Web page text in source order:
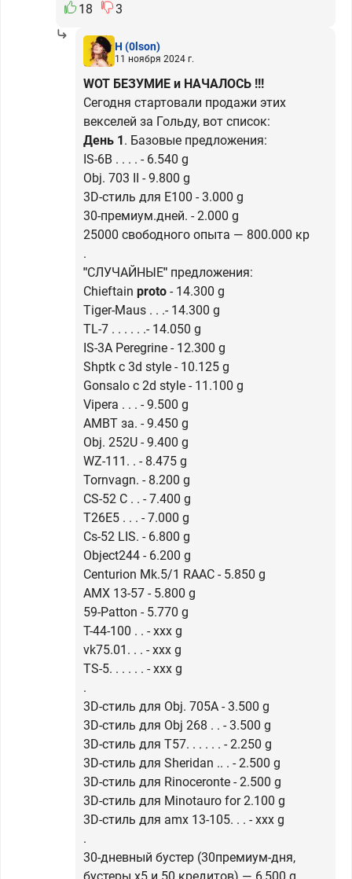
18 3
H (0lson)
11 ноября 2024 г.
WOT БЕЗУМИЕ и НАЧАЛОСЬ !!!
Сегодня стартовали продажи этих
векселей за Гольду, вот список:
День 1. Базовые предложения:
IS-6B . . . . - 6.540 g
Obj. 703 II - 9.800 g
3D-стиль для E100 - 3.000 g
30-премиум.дней. - 2.000 g
25000 свободного опыта — 800.000 кр
.
"СЛУЧАЙНЫЕ" предложения:
Chieftain proto - 14.300 g
Tiger-Maus . . .- 14.300 g
TL-7 . . . . . .- 14.050 g
IS-3A Peregrine - 12.300 g
Shptk с 3d style - 10.125 g
Gonsalo с 2d style - 11.100 g
Vipera . . . - 9.500 g
AMBT за. - 9.450 g
Obj. 252U - 9.400 g
WZ-111. . - 8.475 g
Tornvagn. - 8.200 g
CS-52 C . . - 7.400 g
T26E5 . . . - 7.000 g
Cs-52 LIS. - 6.800 g
Object244 - 6.200 g
Centurion Mk.5/1 RAAC - 5.850 g
AMX 13-57 - 5.800 g
59-Patton - 5.770 g
T-44-100 . . - xxx g
vk75.01. . . - xxx g
TS-5. . . . . . - xxx g
.
3D-стиль для Obj. 705A - 3.500 g
3D-стиль для Obj 268 . . - 3.500 g
3D-стиль для T57. . . . . . - 2.250 g
3D-стиль для Sheridan .. . - 2.500 g
3D-стиль для Rinoceronte - 2.500 g
3D-стиль для Minotauro for 2.100 g
3D-стиль для amx 13-105. . . - xxx g
.
30-дневный бустер (30премиум-дня,